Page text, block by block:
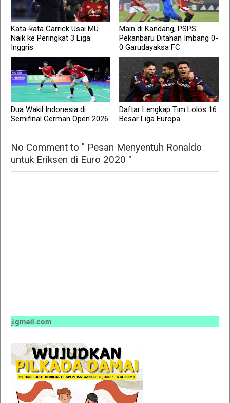
Kata-kata Carrick Usai MU
Naik ke Peringkat 3 Liga
Inggris
Main di Kandang, PSPS
Pekanbaru Ditahan Imbang 0-
0 Garudayaksa FC
Dua Wakil Indonesia di
Semifinal German Open 2026
Daftar Lengkap Tim Lolos 16
Besar Liga Europa
No Comment to " Pesan Menyentuh Ronaldo
untuk Eriksen di Euro 2020 "